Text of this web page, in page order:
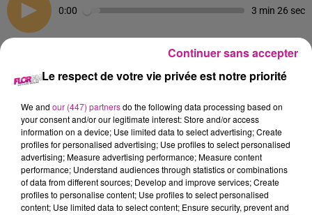
0:00 3 min 26 sec
28 mars 2024 - 3 min 26 sec
Retrouvez les 68 news du 28 mars avecMaisons Begi,
constructeur de maisons dans le Haut-Rhin.
Le respect de votre vie privée est notre priorité
We and our (447) partnersdo the following data processing based on
your consent and/or our legitimate interest: Store and/or access
information on a device; Use limited data to select advertising; Create
profiles for personalised advertising; Use profiles to select personalised
advertising; Measure advertising performance; Measure content
performance; Understand audiences through statistics or combinations
of data from different sources; Develop and improve services; Create
profiles to personalise content; Use profiles to select personalised
content; Use limited data to select content; Ensure security, prevent and
Continuer sans accepter